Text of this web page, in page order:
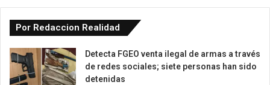
Por Redaccion Realidad
Detecta FGEO venta ilegal de armas a través
de redes sociales; siete personas han sido
detenidas